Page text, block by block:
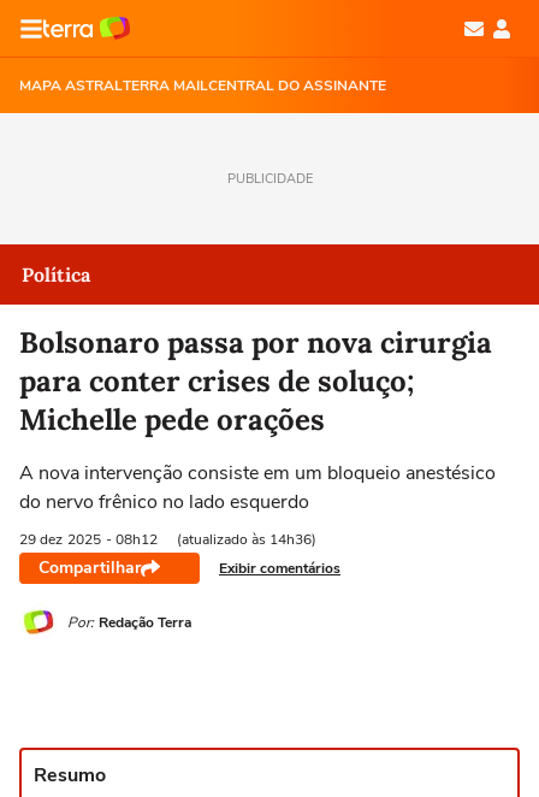
MAPA ASTRALTERRA MAILCENTRAL DO ASSINANTE
PUBLICIDADE
Política
Bolsonaro passa por nova cirurgia
para conter crises de soluço;
Michelle pede orações
A nova intervenção consiste em um bloqueio anestésico
do nervo frênico no lado esquerdo
29 dez 2025 - 08h12 (atualizado às 14h36)
Compartilhar Exibir comentários
Por: Redação Terra
Resumo